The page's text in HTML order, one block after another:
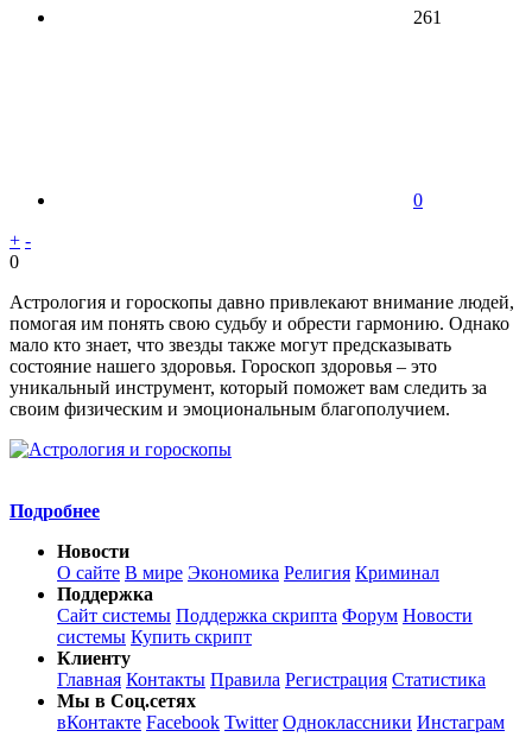
261
0
+ -
0
Астрология и гороскопы давно привлекают внимание людей,
помогая им понять свою судьбу и обрести гармонию. Однако
мало кто знает, что звезды также могут предсказывать
состояние нашего здоровья. Гороскоп здоровья – это
уникальный инструмент, который поможет вам следить за
своим физическим и эмоциональным благополучием.
Подробнее
Новости
О сайте В мире Экономика Религия Криминал
Поддержка
Сайт системы Поддержка скрипта Форум Новости
системы Купить скрипт
Клиенту
Главная Контакты Правила Регистрация Статистика
Мы в Соц.сетях
вКонтакте Facebook Twitter Одноклассники Инстаграм